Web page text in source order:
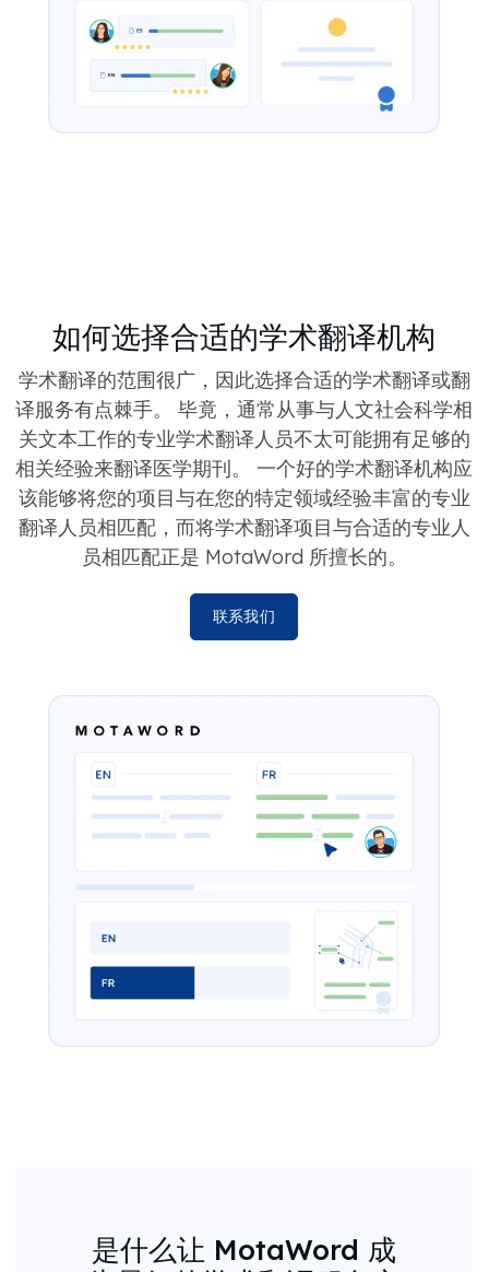
如何选择合适的学术翻译机构
学术翻译的范围很广，因此选择合适的学术翻译或翻
译服务有点棘手。 毕竟，通常从事与人文社会科学相
关文本工作的专业学术翻译人员不太可能拥有足够的
相关经验来翻译医学期刊。 一个好的学术翻译机构应
该能够将您的项目与在您的特定领域经验丰富的专业
翻译人员相匹配，而将学术翻译项目与合适的专业人
员相匹配正是 MotaWord 所擅长的。
联系我们
是什么让 MotaWord 成